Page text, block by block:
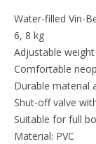
Water-filled Vin-
6, 8 kg
Adjustable weight
Comfortable
Durable material
Shut-off valve
Suitable for full
Material: PVC